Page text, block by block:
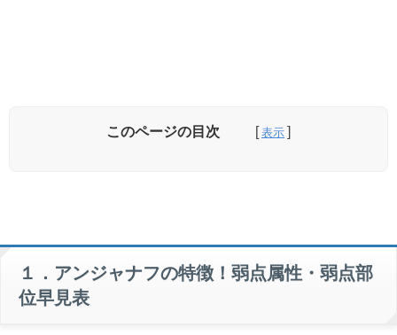
このページの目次
②アンジャナフの弱点武器
③アンジャナフの弱点属性
１．アンジャナフの特徴！弱点属性・弱点部
位早見表